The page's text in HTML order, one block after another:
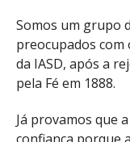
Somos um grupo
preocupados
da IASD, após a
pela Fé em 1888.
Já provamos que